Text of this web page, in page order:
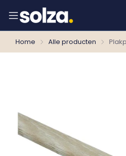
Home Alle producten